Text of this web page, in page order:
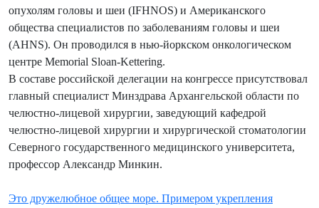
опухолям головы и шеи (IFHNOS) и Американского
общества специалистов по заболеваниям головы и шеи
(AHNS). Он проводился в нью-йоркском онкологическом
центре Memorial Sloan-Kettering.
В составе российской делегации на конгрессе присутствовал
главный специалист Минздрава Архангельской области по
челюстно-лицевой хирургии, заведующий кафедрой
челюстно-лицевой хирургии и хирургической стоматологии
Северного государственного медицинского университета,
профессор Александр Минкин.
Это дружелюбное общее море. Примером укрепления